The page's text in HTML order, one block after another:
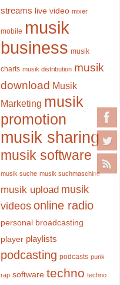
streams live video mixer
mobile musik
business musik
charts musik distribution musik
download Musik
Marketing musik
promotion
musik sharing
musik software
musik suche musik suchmaschine
musik upload musik
videos online radio
personal broadcasting
player playlists
podcasting podcasts punk
rap software techno techno